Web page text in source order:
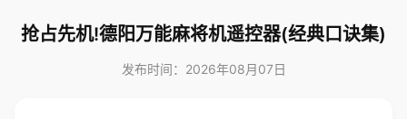
抢占先机!德阳万能麻将机遥控器(经典口诀集)
发布时间：2026年08月07日